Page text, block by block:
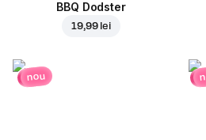
BBQ Dodster
19,99 lei
nou